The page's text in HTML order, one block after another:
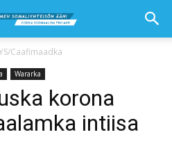
Caafimaadka
Wararka
korona
intiisa